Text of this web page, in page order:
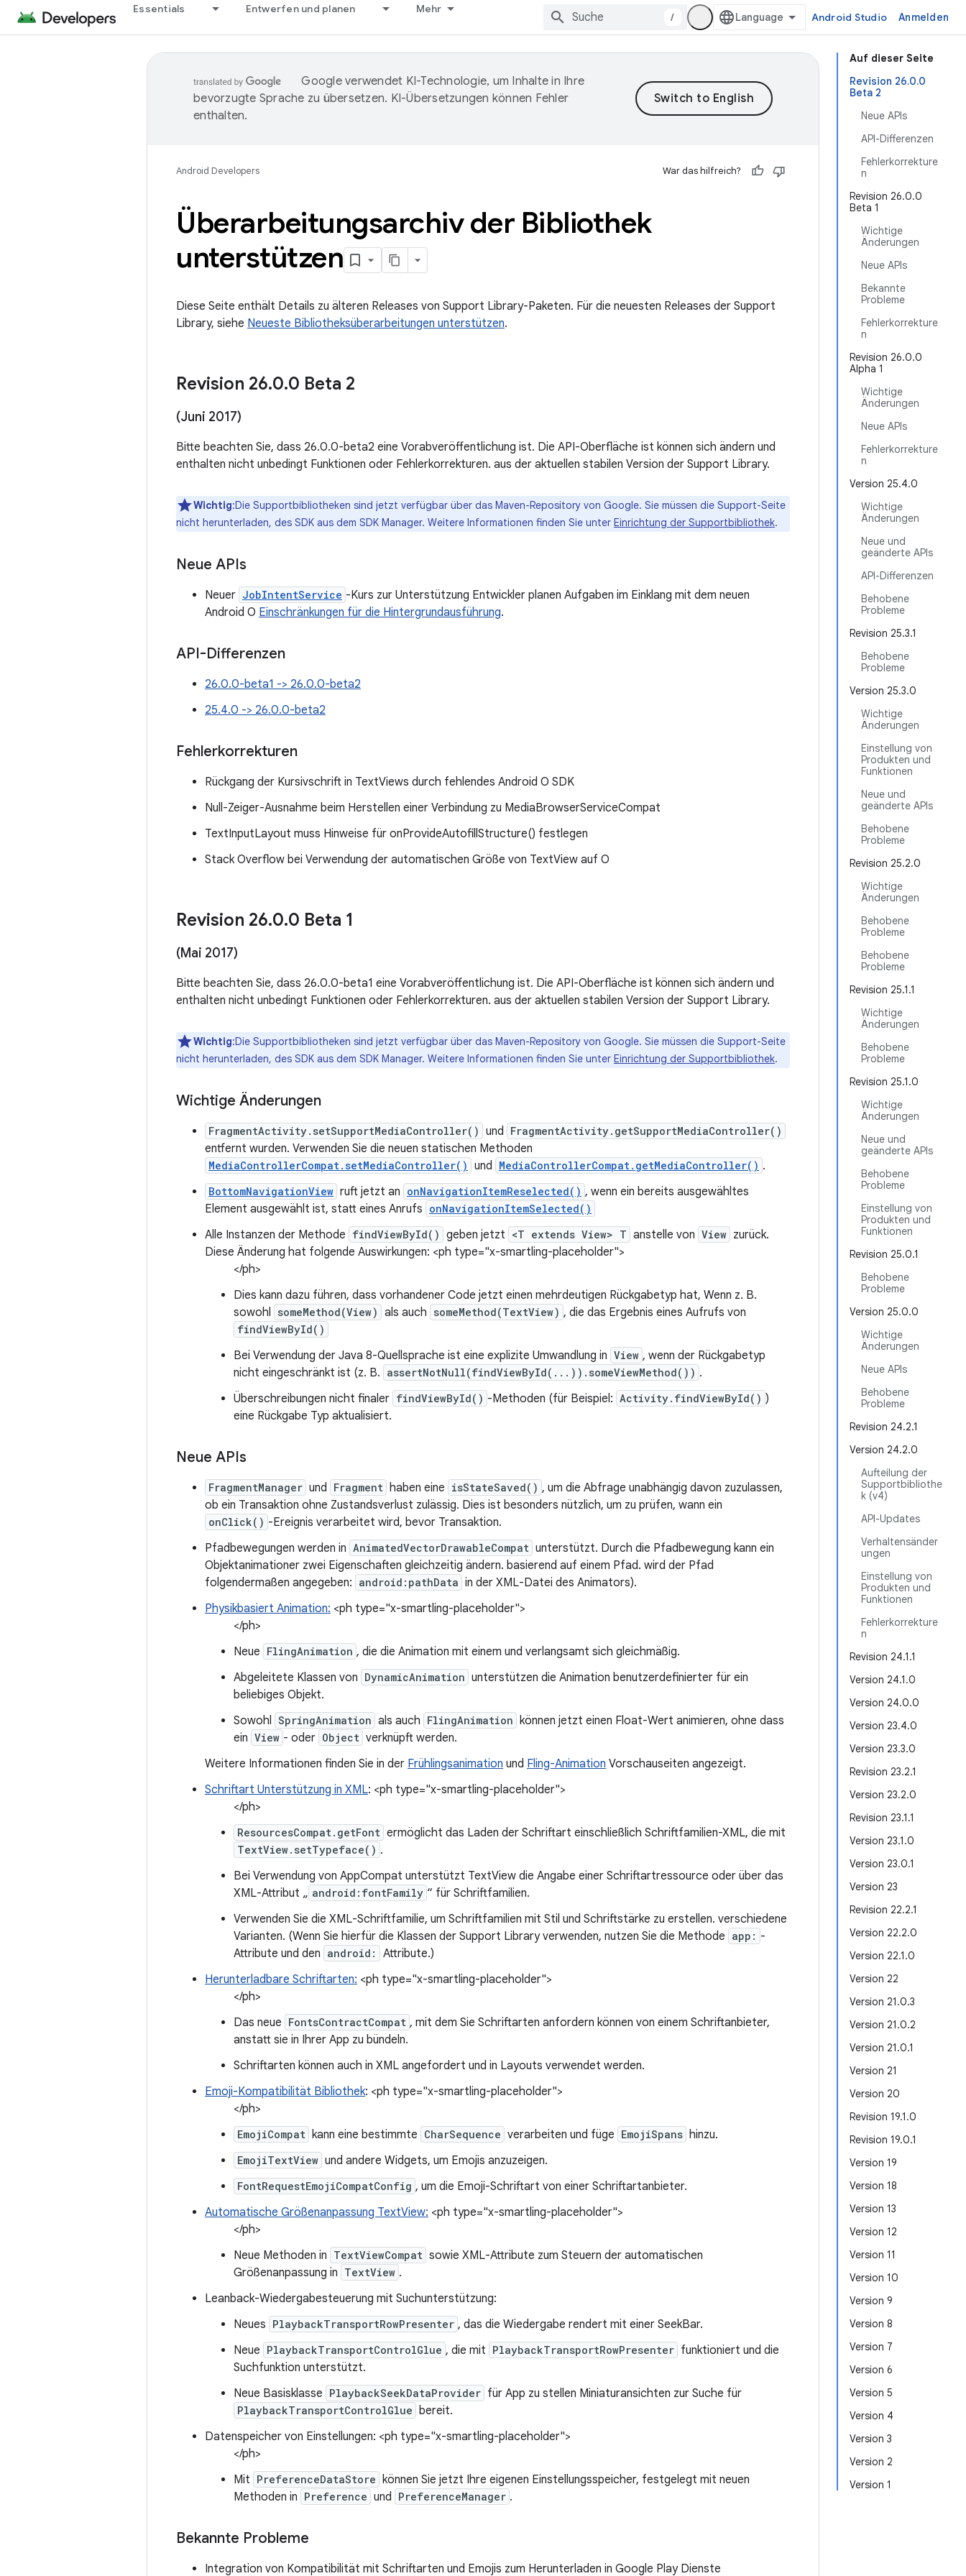
Essentials Entwerfen und planen Mehr
/ Android Studio Anmelden
Auf dieser Seite
Revision 26.0.0
Beta 2
Neue APIs
API-Differenzen
Fehlerkorrekture
n
Revision 26.0.0
Beta 1
Wichtige
Änderungen
Neue APIs
Bekannte
Probleme
Fehlerkorrekture
n
Revision 26.0.0
Alpha 1
Wichtige
Änderungen
Neue APIs
Fehlerkorrekture
n
Version 25.4.0
Wichtige
Änderungen
Neue und
geänderte APIs
API-Differenzen
Behobene
Probleme
Revision 25.3.1
Behobene
Probleme
Version 25.3.0
Wichtige
Änderungen
Einstellung von
Produkten und
Funktionen
Neue und
geänderte APIs
Behobene
Probleme
Revision 25.2.0
Wichtige
Änderungen
Behobene
Probleme
Behobene
Probleme
Revision 25.1.1
Wichtige
Änderungen
Behobene
Probleme
Revision 25.1.0
Wichtige
Änderungen
Neue und
geänderte APIs
Behobene
Probleme
Einstellung von
Produkten und
Funktionen
Revision 25.0.1
Behobene
Probleme
Version 25.0.0
Wichtige
Änderungen
Neue APIs
Behobene
Probleme
Revision 24.2.1
Version 24.2.0
Aufteilung der
Supportbibliothe
k (v4)
API-Updates
Verhaltensänder
ungen
Einstellung von
Produkten und
Funktionen
Fehlerkorrekture
n
Revision 24.1.1
Version 24.1.0
Version 24.0.0
Version 23.4.0
Version 23.3.0
Revision 23.2.1
Version 23.2.0
Revision 23.1.1
Version 23.1.0
Version 23.0.1
Version 23
Revision 22.2.1
Version 22.2.0
Version 22.1.0
Version 22
Version 21.0.3
Version 21.0.2
Version 21.0.1
Version 21
Version 20
Revision 19.1.0
Revision 19.0.1
Version 19
Version 18
Version 13
Version 12
Version 11
Version 10
Version 9
Version 8
Version 7
Version 6
Version 5
Version 4
Version 3
Version 2
Version 1
Google verwendet KI-Technologie, um Inhalte in Ihre
bevorzugte Sprache zu übersetzen. KI-Übersetzungen können Fehler
enthalten.
Android Developers War das hilfreich?
Überarbeitungsarchiv der Bibliothek
unterstützen
Diese Seite enthält Details zu älteren Releases von Support Library-Paketen. Für die neuesten Releases der Support
Library, siehe Neueste Bibliotheksüberarbeitungen unterstützen.
Revision 26.0.0 Beta 2
(Juni 2017)
Bitte beachten Sie, dass 26.0.0-beta2 eine Vorabveröffentlichung ist. Die API-Oberfläche ist können sich ändern und
enthalten nicht unbedingt Funktionen oder Fehlerkorrekturen. aus der aktuellen stabilen Version der Support Library.
Wichtig:Die Supportbibliotheken sind jetzt verfügbar über das Maven-Repository von Google. Sie müssen die Support-Seite
nicht herunterladen, des SDK aus dem SDK Manager. Weitere Informationen finden Sie unter Einrichtung der Supportbibliothek.
Neue APIs
Neuer JobIntentService -Kurs zur Unterstützung Entwickler planen Aufgaben im Einklang mit dem neuen
Android O Einschränkungen für die Hintergrundausführung.
API-Differenzen
26.0.0-beta1 -> 26.0.0-beta2
25.4.0 -> 26.0.0-beta2
Fehlerkorrekturen
Rückgang der Kursivschrift in TextViews durch fehlendes Android O SDK
Null-Zeiger-Ausnahme beim Herstellen einer Verbindung zu MediaBrowserServiceCompat
TextInputLayout muss Hinweise für onProvideAutofillStructure() festlegen
Stack Overflow bei Verwendung der automatischen Größe von TextView auf O
Revision 26.0.0 Beta 1
(Mai 2017)
Bitte beachten Sie, dass 26.0.0-beta1 eine Vorabveröffentlichung ist. Die API-Oberfläche ist können sich ändern und
enthalten nicht unbedingt Funktionen oder Fehlerkorrekturen. aus der aktuellen stabilen Version der Support Library.
Wichtig:Die Supportbibliotheken sind jetzt verfügbar über das Maven-Repository von Google. Sie müssen die Support-Seite
nicht herunterladen, des SDK aus dem SDK Manager. Weitere Informationen finden Sie unter Einrichtung der Supportbibliothek.
Wichtige Änderungen
FragmentActivity.setSupportMediaController() und FragmentActivity.getSupportMediaController()
entfernt wurden. Verwenden Sie die neuen statischen Methoden
MediaControllerCompat.setMediaController() und MediaControllerCompat.getMediaController() .
BottomNavigationView ruft jetzt an onNavigationItemReselected() , wenn ein bereits ausgewähltes
Element ausgewählt ist, statt eines Anrufs onNavigationItemSelected()
Alle Instanzen der Methode findViewById() geben jetzt <T extends View> T anstelle von View zurück.
Diese Änderung hat folgende Auswirkungen: <ph type="x-smartling-placeholder">
</ph>
Dies kann dazu führen, dass vorhandener Code jetzt einen mehrdeutigen Rückgabetyp hat, Wenn z. B.
sowohl someMethod(View) als auch someMethod(TextView) , die das Ergebnis eines Aufrufs von
findViewById()
Bei Verwendung der Java 8-Quellsprache ist eine explizite Umwandlung in View , wenn der Rückgabetyp
nicht eingeschränkt ist (z. B. assertNotNull(findViewById(...)).someViewMethod()) .
Überschreibungen nicht finaler findViewById() -Methoden (für Beispiel: Activity.findViewById() )
eine Rückgabe Typ aktualisiert.
Neue APIs
FragmentManager und Fragment haben eine isStateSaved() , um die Abfrage unabhängig davon zuzulassen,
ob ein Transaktion ohne Zustandsverlust zulässig. Dies ist besonders nützlich, um zu prüfen, wann ein
onClick() -Ereignis verarbeitet wird, bevor Transaktion.
Pfadbewegungen werden in AnimatedVectorDrawableCompat unterstützt. Durch die Pfadbewegung kann ein
Objektanimationer zwei Eigenschaften gleichzeitig ändern. basierend auf einem Pfad. wird der Pfad
folgendermaßen angegeben: android:pathData in der XML-Datei des Animators).
Physikbasiert Animation: <ph type="x-smartling-placeholder">
</ph>
Neue FlingAnimation , die die Animation mit einem und verlangsamt sich gleichmäßig.
Abgeleitete Klassen von DynamicAnimation unterstützen die Animation benutzerdefinierter für ein
beliebiges Objekt.
Sowohl SpringAnimation als auch FlingAnimation können jetzt einen Float-Wert animieren, ohne dass
ein View - oder Object verknüpft werden.
Weitere Informationen finden Sie in der Frühlingsanimation und Fling-Animation Vorschauseiten angezeigt.
Schriftart Unterstützung in XML: <ph type="x-smartling-placeholder">
</ph>
ResourcesCompat.getFont ermöglicht das Laden der Schriftart einschließlich Schriftfamilien-XML, die mit
TextView.setTypeface() .
Bei Verwendung von AppCompat unterstützt TextView die Angabe einer Schriftartressource oder über das
XML-Attribut „ android:fontFamily “ für Schriftfamilien.
Verwenden Sie die XML-Schriftfamilie, um Schriftfamilien mit Stil und Schriftstärke zu erstellen. verschiedene
Varianten. (Wenn Sie hierfür die Klassen der Support Library verwenden, nutzen Sie die Methode app: -
Attribute und den android:
Attribute.)
Herunterladbare Schriftarten: <ph type="x-smartling-placeholder">
</ph>
Das neue FontsContractCompat , mit dem Sie Schriftarten anfordern können von einem Schriftanbieter,
anstatt sie in Ihrer App zu bündeln.
Schriftarten können auch in XML angefordert und in Layouts verwendet werden.
Emoji-Kompatibilität Bibliothek: <ph type="x-smartling-placeholder">
</ph>
EmojiCompat kann eine bestimmte CharSequence verarbeiten und füge EmojiSpans hinzu.
EmojiTextView und andere Widgets, um Emojis anzuzeigen.
FontRequestEmojiCompatConfig , um die Emoji-Schriftart von einer Schriftartanbieter.
Automatische Größenanpassung TextView: <ph type="x-smartling-placeholder">
</ph>
Neue Methoden in TextViewCompat sowie XML-Attribute zum Steuern der automatischen
Größenanpassung in TextView .
Leanback-Wiedergabesteuerung mit Suchunterstützung:
Neues PlaybackTransportRowPresenter , das die Wiedergabe rendert mit einer SeekBar.
Neue PlaybackTransportControlGlue , die mit PlaybackTransportRowPresenter funktioniert und die
Suchfunktion unterstützt.
Neue Basisklasse PlaybackSeekDataProvider für App zu stellen Miniaturansichten zur Suche für
PlaybackTransportControlGlue bereit.
Datenspeicher von Einstellungen: <ph type="x-smartling-placeholder">
</ph>
Mit PreferenceDataStore können Sie jetzt Ihre eigenen Einstellungsspeicher, festgelegt mit neuen
Methoden in Preference und PreferenceManager .
Bekannte Probleme
Integration von Kompatibilität mit Schriftarten und Emojis zum Herunterladen in Google Play Dienste